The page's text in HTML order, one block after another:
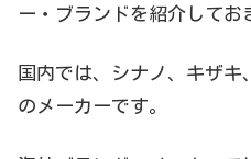
ー・ブランドを紹介してお
国内では、シナノ、キザキ
のメーカーです。